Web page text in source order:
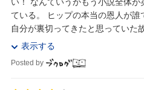
い！ なんていうかもう小説全体
ている。 ヒップの本当の恩人が誰
自分が裏切ってきたと思っていた
け、新たなスタートを切ろうとし
表示する
Posted by